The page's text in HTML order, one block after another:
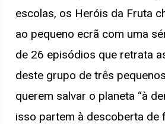
escolas, os Heróis da Fruta
ao pequeno ecrã com uma
de 26 episódios que retrata
deste grupo de três
querem salvar o planeta “à
isso partem à descoberta de